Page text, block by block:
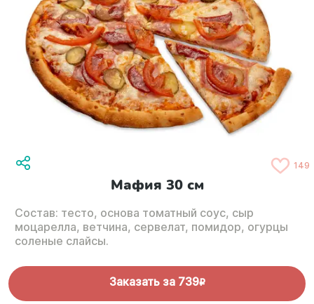
149
Мафия 30 см
Состав: тесто, основа томатный соус, сыр
моцарелла, ветчина, сервелат, помидор, огурцы
соленые слайсы.
Заказать за 739R